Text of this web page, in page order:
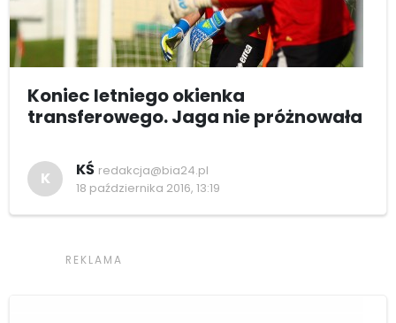
Koniec letniego okienka
transferowego. Jaga nie próżnowała
K KŚ redakcja@bia24.pl
18 października 2016, 13:19